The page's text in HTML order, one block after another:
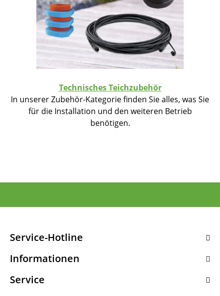
Technisches Teichzubehör
In unserer Zubehör-Kategorie finden Sie alles, was Sie
für die Installation und den weiteren Betrieb
benötigen.
Service-Hotline
Informationen
Service